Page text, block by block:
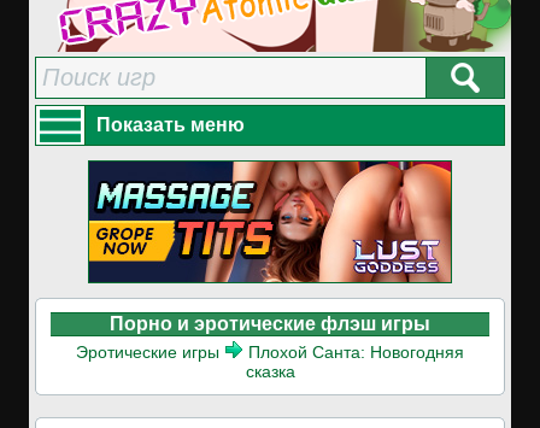
Показать меню
Порно и эротические флэш игры
Эротические игры
Плохой Санта: Новогодняя
сказка